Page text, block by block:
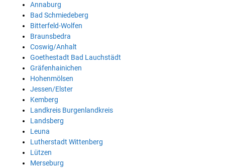
Annaburg
Bad Schmiedeberg
Bitterfeld-Wolfen
Braunsbedra
Coswig/Anhalt
Goethestadt Bad Lauchstädt
Gräfenhainichen
Hohenmölsen
Jessen/Elster
Kemberg
Landkreis Burgenlandkreis
Landsberg
Leuna
Lutherstadt Wittenberg
Lützen
Merseburg